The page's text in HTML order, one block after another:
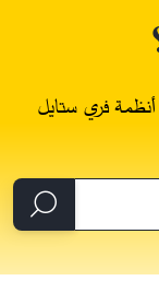
فري ستايل